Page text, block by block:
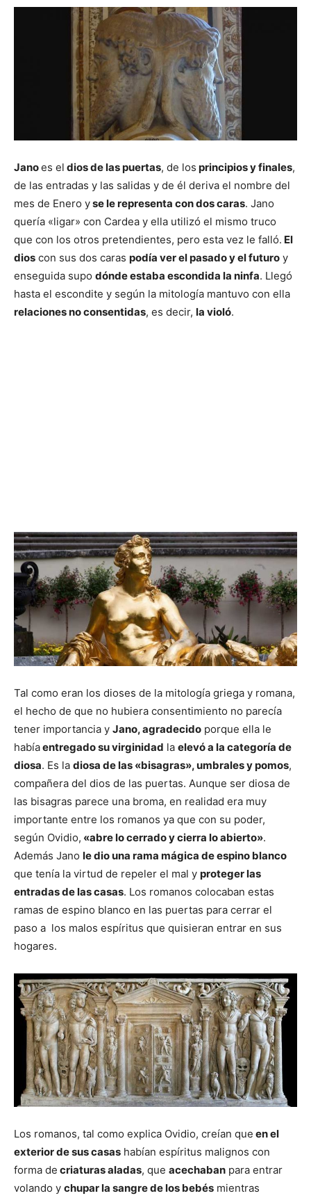
Janoes el dios de las puertas, de los principios y finales,
de las entradas y las salidas y de él deriva el nombre del
mes de Enero yse le representa con dos caras. Jano
quería «ligar» con Cardea y ella utilizó el mismo truco
que con los otros pretendientes, pero esta vez le falló. El
dios con sus dos caras podía ver el pasado y el futuro y
enseguida supo dónde estaba escondida la ninfa. Llegó
hasta el escondite y según la mitología mantuvo con ella
relaciones no consentidas, es decir, la violó.
Tal como eran los dioses de la mitología griega y romana,
el hecho de que no hubiera consentimiento no parecía
tener importancia y Jano, agradecido porque ella le
habíaentregado su virginidad la elevó a la categoría de
diosa. Es la diosa de las «bisagras», umbrales y pomos,
compañera del dios de las puertas. Aunque ser diosa de
las bisagras parece una broma, en realidad era muy
importante entre los romanos ya que con su poder,
según Ovidio, «abre lo cerrado y cierra lo abierto».
Además Jano le dio una rama mágica de espino blanco
que tenía la virtud de repeler el mal y proteger las
entradas de las casas. Los romanos colocaban estas
ramas de espino blanco en las puertas para cerrar el
paso a los malos espíritus que quisieran entrar en sus
hogares.
Los romanos, tal como explica Ovidio, creían que en el
exterior de sus casas habían espíritus malignos con
forma de criaturas aladas, que acechaban para entrar
volando y chupar la sangre de los bebés mientras